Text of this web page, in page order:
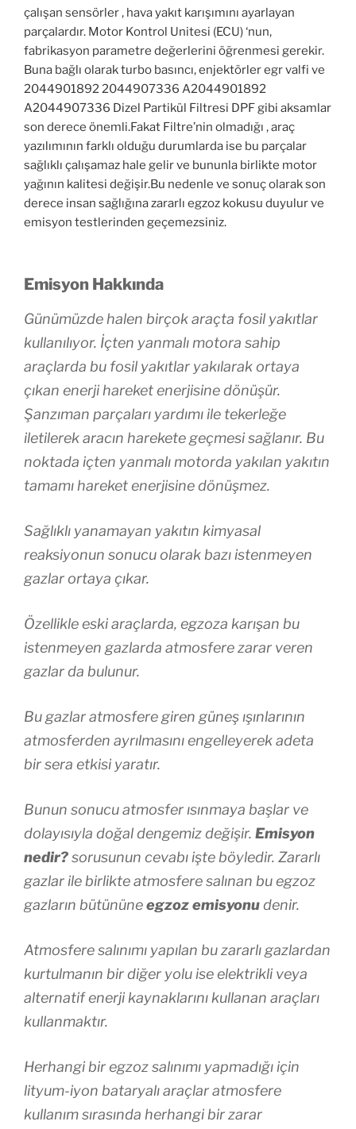
çalışan sensörler , hava yakıt karışımını ayarlayan
parçalardır. Motor Kontrol Unitesi (ECU) ‘nun,
fabrikasyon parametre değerlerini öğrenmesi gerekir.
Buna bağlı olarak turbo basıncı, enjektörler egr valfi ve
2044901892 2044907336 A2044901892
A2044907336 Dizel Partikül Filtresi DPF gibi aksamlar
son derece önemli.Fakat Filtre’nin olmadığı , araç
yazılımının farklı olduğu durumlarda ise bu parçalar
sağlıklı çalışamaz hale gelir ve bununla birlikte motor
yağının kalitesi değişir.Bu nedenle ve sonuç olarak son
derece insan sağlığına zararlı egzoz kokusu duyulur ve
emisyon testlerinden geçemezsiniz.
Emisyon Hakkında
Günümüzde halen birçok araçta fosil yakıtlar
kullanılıyor. İçten yanmalı motora sahip
araçlarda bu fosil yakıtlar yakılarak ortaya
çıkan enerji hareket enerjisine dönüşür.
Şanzıman parçaları yardımı ile tekerleğe
iletilerek aracın harekete geçmesi sağlanır. Bu
noktada içten yanmalı motorda yakılan yakıtın
tamamı hareket enerjisine dönüşmez.
Sağlıklı yanamayan yakıtın kimyasal
reaksiyonun sonucu olarak bazı istenmeyen
gazlar ortaya çıkar.
Özellikle eski araçlarda, egzoza karışan bu
istenmeyen gazlarda atmosfere zarar veren
gazlar da bulunur.
Bu gazlar atmosfere giren güneş ışınlarının
atmosferden ayrılmasını engelleyerek adeta
bir sera etkisi yaratır.
Bunun sonucu atmosfer ısınmaya başlar ve
dolayısıyla doğal dengemiz değişir. Emisyon
nedir?sorusunun cevabı işte böyledir. Zararlı
gazlar ile birlikte atmosfere salınan bu egzoz
gazların bütününeegzoz emisyonudenir.
Atmosfere salınımı yapılan bu zararlı gazlardan
kurtulmanın bir diğer yolu ise elektrikli veya
alternatif enerji kaynaklarını kullanan araçları
kullanmaktır.
Herhangi bir egzoz salınımı yapmadığı için
lityum-iyon bataryalı araçlar atmosfere
kullanım sırasında herhangi bir zarar